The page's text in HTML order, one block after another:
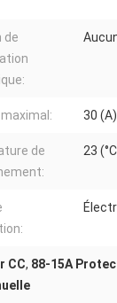
de
30 (A)
de
23
CC, 88-15A